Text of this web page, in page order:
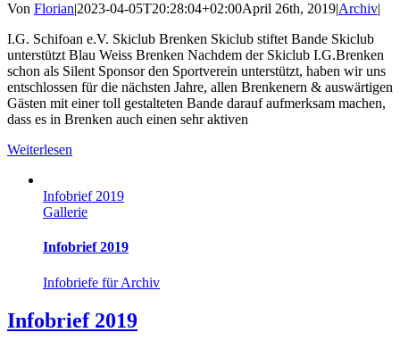
Von Florian|2023-04-05T20:28:04+02:00April 26th, 2019|Archiv|
I.G. Schifoan e.V. Skiclub Brenken Skiclub stiftet Bande Skiclub
unterstützt Blau Weiss Brenken Nachdem der Skiclub I.G.Brenken
schon als Silent Sponsor den Sportverein unterstützt, haben wir uns
entschlossen für die nächsten Jahre, allen Brenkenern & auswärtigen
Gästen mit einer toll gestalteten Bande darauf aufmerksam machen,
dass es in Brenken auch einen sehr aktiven
Weiterlesen
Infobrief 2019
Gallerie
Infobrief 2019
Infobriefe für Archiv
Infobrief 2019